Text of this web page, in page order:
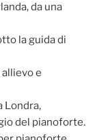
da una
la guida di
e
Londra,
del pianoforte.